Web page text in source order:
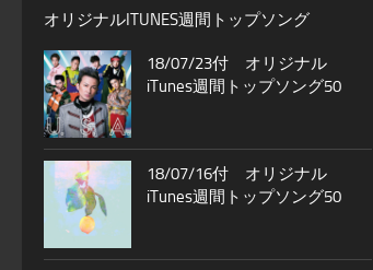
オリジナルITUNES週間トップソング
18/07/23付 オリジナル
iTunes週間トップソング50
18/07/16付 オリジナル
iTunes週間トップソング50